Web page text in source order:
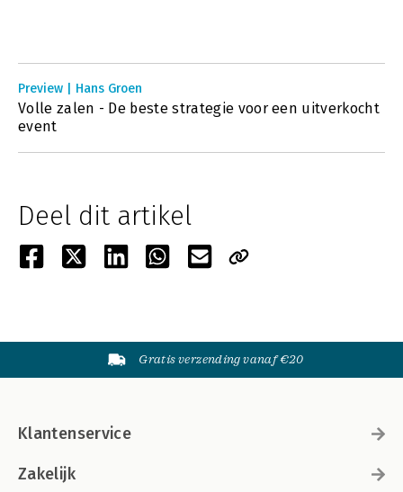
Preview | Hans Groen
Volle zalen - De beste strategie voor een uitverkocht
event
Deel dit artikel
Gratis verzending vanaf €20
Klantenservice
Zakelijk